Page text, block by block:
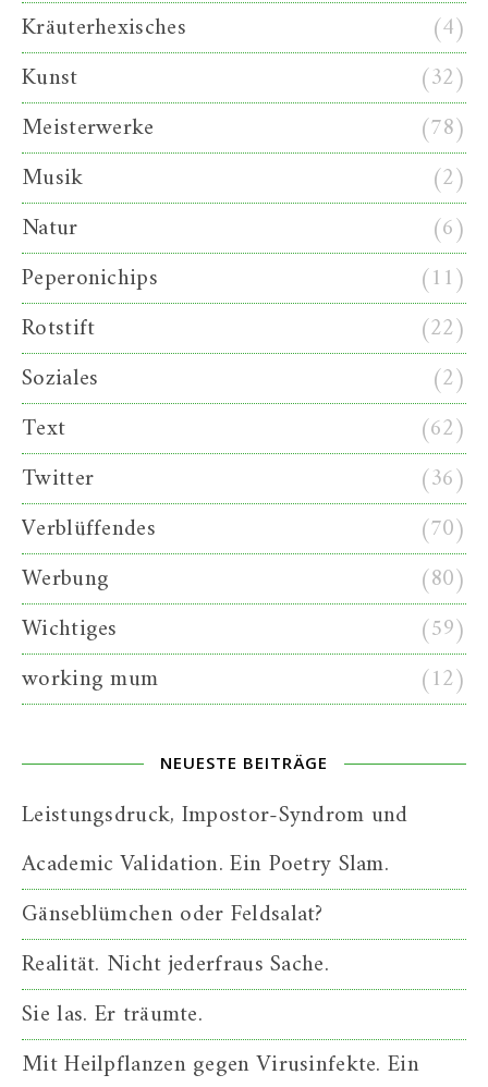
Kräuterhexisches
(4)
Kunst
(32)
Meisterwerke
(78)
Musik
(2)
Natur
(6)
Peperonichips
(11)
Rotstift
(22)
Soziales
(2)
Text
(62)
Twitter
(36)
Verblüffendes
(70)
Werbung
(80)
Wichtiges
(59)
working mum
(12)
NEUESTE BEITRÄGE
Leistungsdruck, Impostor-Syndrom und
Academic Validation. Ein Poetry Slam.
Gänseblümchen oder Feldsalat?
Realität. Nicht jederfraus Sache.
Sie las. Er träumte.
Mit Heilpflanzen gegen Virusinfekte. Ein